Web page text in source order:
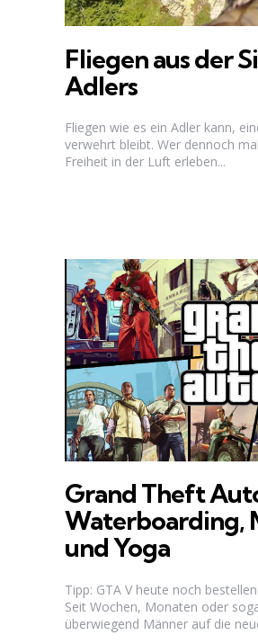
Fliegen aus der
Adlers
Fliegen wie es ein Adler kann,
verwehrt bleibt. Wer dennoch
Freiheit in der Luft erleben...
Grand Theft
Waterboarding,
und Yoga
Tipp: GTA V heute noch
Seit Wochen, Monaten oder
überwiegend Männer auf die